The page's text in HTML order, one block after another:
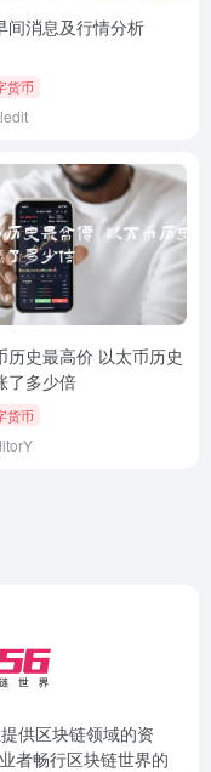
间消息及行情分析
货币
历史最高价 以太币历史
了多少倍
货币
供区块链领域的资
者畅行区块链世界的